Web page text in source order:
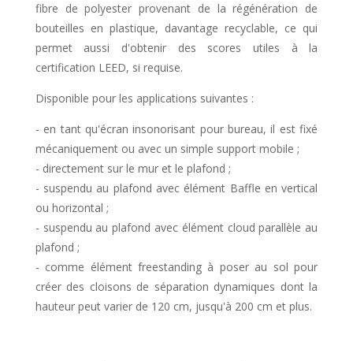
fibre de polyester provenant de la régénération de
bouteilles en plastique, davantage recyclable, ce qui
permet aussi d'obtenir des scores utiles à la
certification LEED, si requise.
Disponible pour les applications suivantes :
- en tant qu'écran insonorisant pour bureau, il est fixé
mécaniquement ou avec un simple support mobile ;
- directement sur le mur et le plafond ;
- suspendu au plafond avec élément Baffle en vertical
ou horizontal ;
- suspendu au plafond avec élément cloud parallèle au
plafond ;
- comme élément freestanding à poser au sol pour
créer des cloisons de séparation dynamiques dont la
hauteur peut varier de 120 cm, jusqu'à 200 cm et plus.